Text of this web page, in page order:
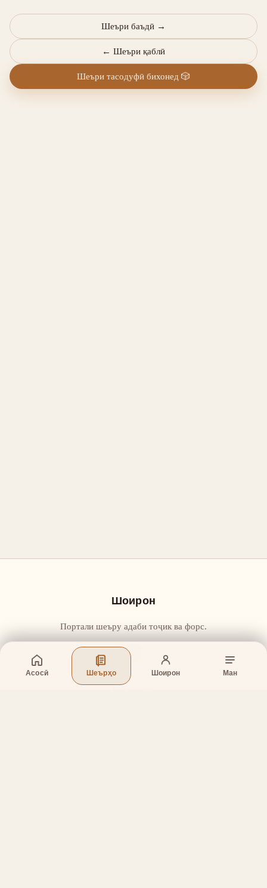
Асосӣ Шеърҳо Шоирон Ман
← Шеъри қаблӣ
Шеъри баъдӣ →
Шеъри тасодуфӣ бихонед 🎲
Шоирон
Портали шеъру адаби тоҷик ва форс.